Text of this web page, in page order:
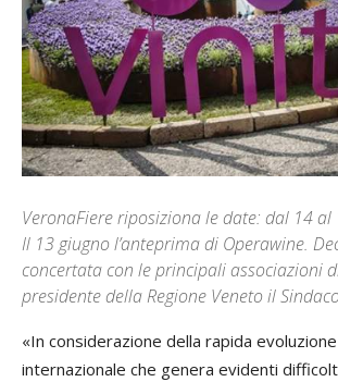
VeronaFiere riposiziona le date: dal 14 al
Il 13 giugno l’anteprima di Operawine.
concertata con le principali associazioni
presidente della Regione Veneto il
«In considerazione della rapida
internazionale che genera evidenti